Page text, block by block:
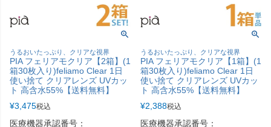
うるおいたっぷり、クリアな視界
PIA フェリアモクリア【2箱】(1
箱30枚入り)feliamo Clear 1日
使い捨て クリアレンズ UVカッ
ト 高含水55%【送料無料】
¥3,475税込
医療機器承認番号：
うるおいたっぷり、クリアな視界
PIA フェリアモクリア【1箱】(1
箱30枚入り)feliamo Clear 1日
使い捨て クリアレンズ UVカッ
ト 高含水55%【送料無料】
¥2,388税込
医療機器承認番号：